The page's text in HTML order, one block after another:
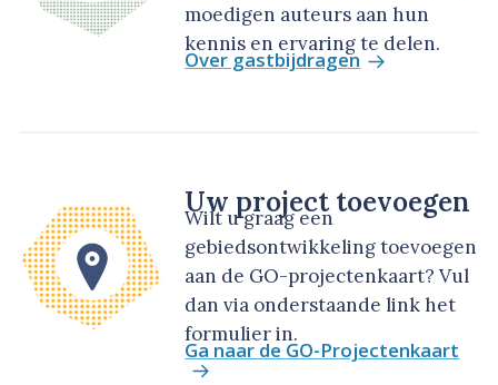
moedigen auteurs aan hun
kennis en ervaring te delen.
Over gastbijdragen
Uw project toevoegen
Wilt u graag een
gebiedsontwikkeling toevoegen
aan de GO-projectenkaart? Vul
dan via onderstaande link het
formulier in.
Ga naar de GO-Projectenkaart